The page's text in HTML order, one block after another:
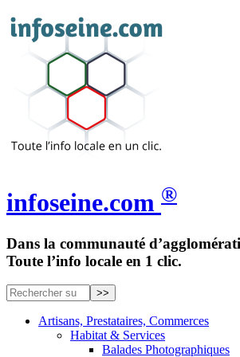
infoseine.com ®
Dans la communauté
Toute l’info locale en 1 clic.
Artisans, Prestataires, Commerces
Habitat & Services
Balades Photographiques